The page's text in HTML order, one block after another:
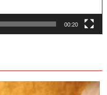
00:20